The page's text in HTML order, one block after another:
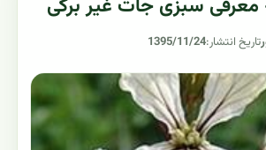
سبزی جات غیر برگی
تاریخ انتشار:1395/11/24